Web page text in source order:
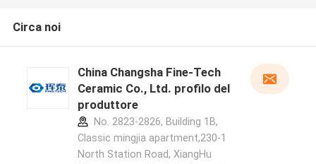
Circa noi
China Changsha Fine-Tech
Ceramic Co., Ltd. profilo del
produttore
No. 2823-2826, Building 1B,
Classic mingjia apartment,230-1
North Station Road, XiangHu